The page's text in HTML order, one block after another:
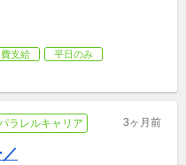
支給
平日のみ
ラレルキャリア 3ヶ月前